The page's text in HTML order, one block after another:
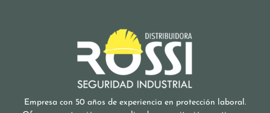
Empresa con 50 años de experiencia en protección laboral.